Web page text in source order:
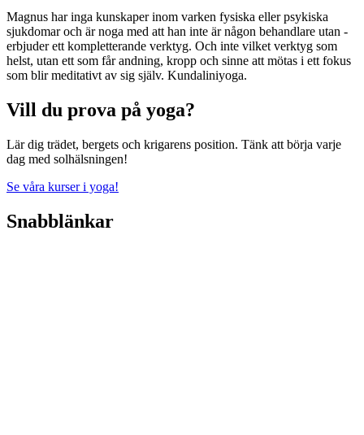
Magnus har inga kunskaper inom varken ­fysiska eller psykiska
sjukdomar och är noga med att han inte är någon behandlare utan ­
erbjuder ett kompletterande verktyg. Och inte vilket verktyg som
helst, utan ett som får andning, kropp och sinne att mötas i ett fokus
som blir meditativt av sig själv. Kundaliniyoga.
Vill du prova på yoga?
Lär dig trädet, bergets och krigarens position. Tänk att börja varje
dag med solhälsningen!
Se våra kurser i yoga!
Snabblänkar